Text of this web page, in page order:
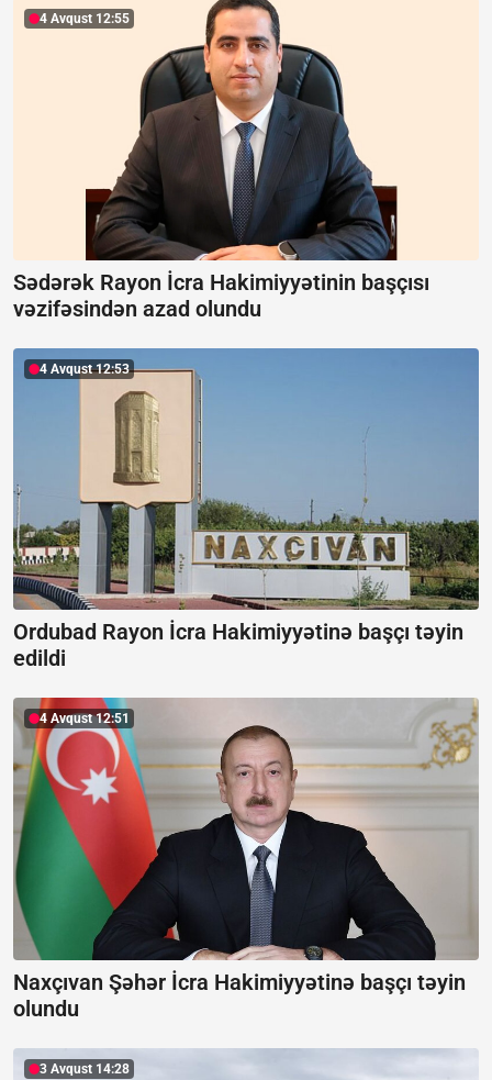
4 Avqust 12:55
Sədərək Rayon İcra Hakimiyyətinin başçısı
vəzifəsindən azad olundu
4 Avqust 12:53
Ordubad Rayon İcra Hakimiyyətinə başçı təyin
edildi
4 Avqust 12:51
Naxçıvan Şəhər İcra Hakimiyyətinə başçı təyin
olundu
3 Avqust 14:28